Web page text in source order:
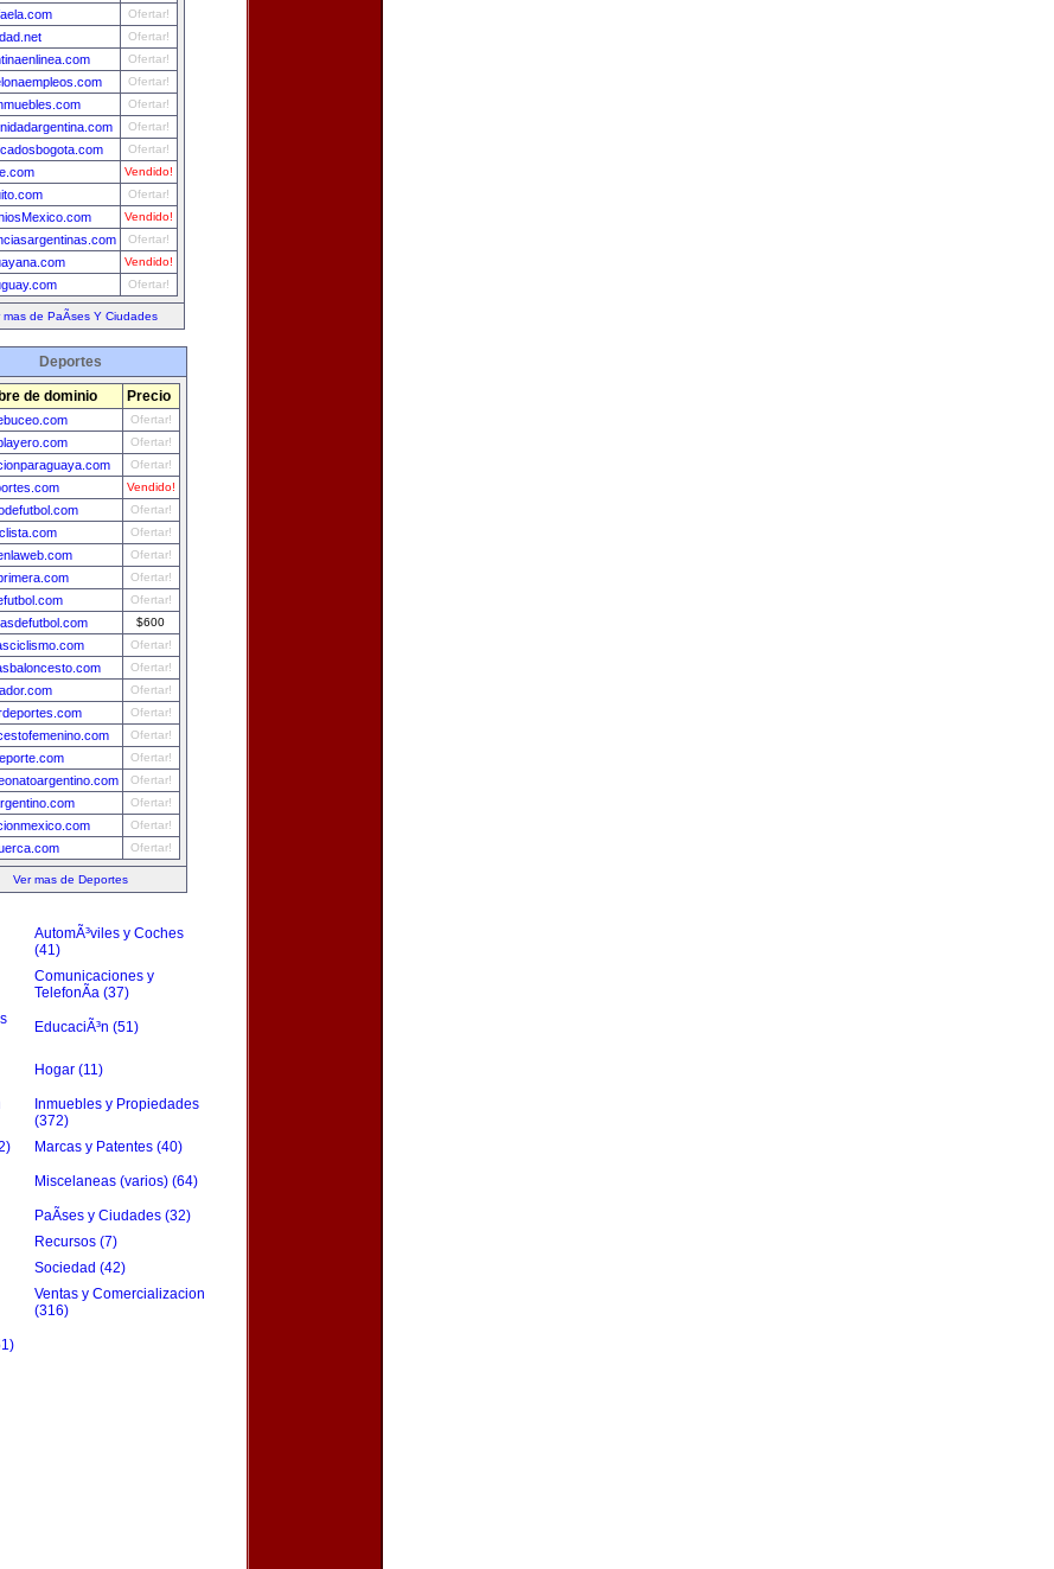
Ofertar!
Ofertar!
Ofertar!
Ofertar!
Ofertar!
Ofertar!
Ofertar!
Vendido!
Ofertar!
Vendido!
Ofertar!
Vendido!
Ofertar!
mas de PaÃ­ses Y Ciudades
Deportes
de dominio Precio
Ofertar!
Ofertar!
Ofertar!
Vendido!
Ofertar!
Ofertar!
Ofertar!
Ofertar!
Ofertar!
$600
Ofertar!
Ofertar!
Ofertar!
Ofertar!
Ofertar!
Ofertar!
Ofertar!
Ofertar!
Ofertar!
Ofertar!
Ver mas de Deportes
AutomÃ³viles y Coches
(41)
Comunicaciones y
TelefonÃ­a (37)
EducaciÃ³n (51)
Hogar (11)
Inmuebles y Propiedades
(372)
Marcas y Patentes (40)
Miscelaneas (varios) (64)
PaÃ­ses y Ciudades (32)
Recursos (7)
Sociedad (42)
Ventas y Comercializacion
(316)